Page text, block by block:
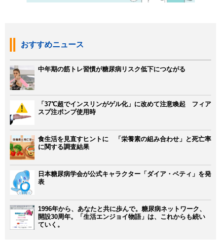
おすすめニュース
中年期の筋トレ習慣が糖尿病リスク低下につながる
「37℃超でインスリンがゲル化」に改めて注意喚起 フィア
スプ注ポンプ使用時
食生活を見直すヒントに 「栄養素の組み合わせ」と死亡率
に関する調査結果
日本糖尿病学会が公式キャラクター「ダイア・ベティ」を発
表
1996年から、あなたと共に歩んで。糖尿病ネットワーク、
開設30周年。「生活エンジョイ物語」は、これからも続い
ていく。